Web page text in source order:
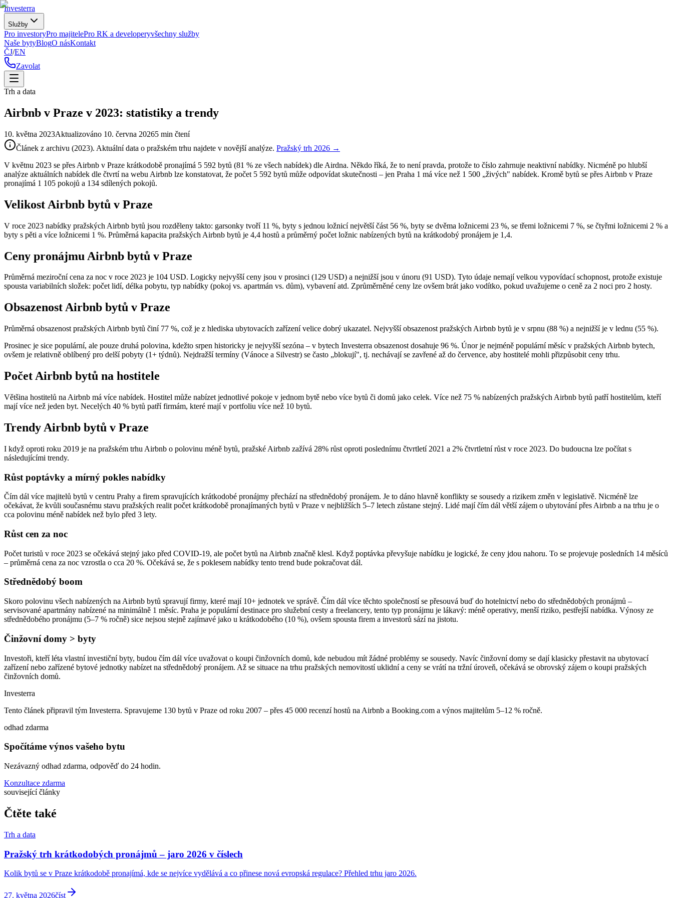
Investerra
Služby
Pro investoryPro majitelePro RK a developeryvšechny služby
Naše bytyBlogO násKontakt
ČJ/EN
Zavolat
Trh a data
Airbnb v Praze v 2023: statistiky a trendy
10. května 2023Aktualizováno 10. června 20265 min čtení
Článek z archivu (2023). Aktuální data o pražském trhu najdete v novější analýze. Pražský trh 2026 →
V květnu 2023 se přes Airbnb v Praze krátkodobě pronajímá 5 592 bytů (81 % ze všech nabídek) dle Airdna. Někdo říká, že to není pravda, protože to číslo zahrnuje neaktivní nabídky. Nicméně po hlubší
analýze aktuálních nabídek dle čtvrtí na webu Airbnb lze konstatovat, že počet 5 592 bytů může odpovídat skutečnosti – jen Praha 1 má více než 1 500 „živých" nabídek. Kromě bytů se přes Airbnb v Praze
pronajímá 1 105 pokojů a 134 sdílených pokojů.
Velikost Airbnb bytů v Praze
V roce 2023 nabídky pražských Airbnb bytů jsou rozděleny takto: garsonky tvoří 11 %, byty s jednou ložnicí největší část 56 %, byty se dvěma ložnicemi 23 %, se třemi ložnicemi 7 %, se čtyřmi ložnicemi 2 % a
byty s pěti a více ložnicemi 1 %. Průměrná kapacita pražských Airbnb bytů je 4,4 hostů a průměrný počet ložnic nabízených bytů na krátkodobý pronájem je 1,4.
Ceny pronájmu Airbnb bytů v Praze
Průměrná meziroční cena za noc v roce 2023 je 104 USD. Logicky nejvyšší ceny jsou v prosinci (129 USD) a nejnižší jsou v únoru (91 USD). Tyto údaje nemají velkou vypovídací schopnost, protože existuje
spousta variabilních složek: počet lidí, délka pobytu, typ nabídky (pokoj vs. apartmán vs. dům), vybavení atd. Zprůměrněné ceny lze ovšem brát jako vodítko, pokud uvažujeme o ceně za 2 noci pro 2 hosty.
Obsazenost Airbnb bytů v Praze
Průměrná obsazenost pražských Airbnb bytů činí 77 %, což je z hlediska ubytovacích zařízení velice dobrý ukazatel. Nejvyšší obsazenost pražských Airbnb bytů je v srpnu (88 %) a nejnižší je v lednu (55 %).
Prosinec je sice populární, ale pouze druhá polovina, kdežto srpen historicky je nejvyšší sezóna – v bytech Investerra obsazenost dosahuje 96 %. Únor je nejméně populární měsíc v pražských Airbnb bytech,
ovšem je relativně oblíbený pro delší pobyty (1+ týdnů). Nejdražší termíny (Vánoce a Silvestr) se často „blokují", tj. nechávají se zavřené až do července, aby hostitelé mohli přizpůsobit ceny trhu.
Počet Airbnb bytů na hostitele
Většina hostitelů na Airbnb má více nabídek. Hostitel může nabízet jednotlivé pokoje v jednom bytě nebo více bytů či domů jako celek. Více než 75 % nabízených pražských Airbnb bytů patří hostitelům, kteří
mají více než jeden byt. Necelých 40 % bytů patří firmám, které mají v portfoliu více než 10 bytů.
Trendy Airbnb bytů v Praze
I když oproti roku 2019 je na pražském trhu Airbnb o polovinu méně bytů, pražské Airbnb zažívá 28% růst oproti poslednímu čtvrtletí 2021 a 2% čtvrtletní růst v roce 2023. Do budoucna lze počítat s
následujícími trendy.
Růst poptávky a mírný pokles nabídky
Čím dál více majitelů bytů v centru Prahy a firem spravujících krátkodobé pronájmy přechází na střednědobý pronájem. Je to dáno hlavně konflikty se sousedy a rizikem změn v legislativě. Nicméně lze
očekávat, že kvůli současnému stavu pražských realit počet krátkodobě pronajímaných bytů v Praze v nejbližších 5–7 letech zůstane stejný. Lidé mají čím dál větší zájem o ubytování přes Airbnb a na trhu je o
cca polovinu méně nabídek než bylo před 3 lety.
Růst cen za noc
Počet turistů v roce 2023 se očekává stejný jako před COVID-19, ale počet bytů na Airbnb značně klesl. Když poptávka převyšuje nabídku je logické, že ceny jdou nahoru. To se projevuje posledních 14 měsíců
– průměrná cena za noc vzrostla o cca 20 %. Očekává se, že s poklesem nabídky tento trend bude pokračovat dál.
Střednědobý boom
Skoro polovinu všech nabízených na Airbnb bytů spravují firmy, které mají 10+ jednotek ve správě. Čím dál více těchto společností se přesouvá buď do hotelnictví nebo do střednědobých pronájmů –
servisované apartmány nabízené na minimálně 1 měsíc. Praha je populární destinace pro služební cesty a freelancery, tento typ pronájmu je lákavý: méně operativy, menší riziko, pestřejší nabídka. Výnosy ze
střednědobého pronájmu (5–7 % ročně) sice nejsou stejně zajímavé jako u krátkodobého (10 %), ovšem spousta firem a investorů sází na jistotu.
Činžovní domy > byty
Investoři, kteří léta vlastní investiční byty, budou čím dál více uvažovat o koupi činžovních domů, kde nebudou mít žádné problémy se sousedy. Navíc činžovní domy se dají klasicky přestavit na ubytovací
zařízení nebo zařízené bytové jednotky nabízet na střednědobý pronájem. Až se situace na trhu pražských nemovitostí uklidní a ceny se vrátí na tržní úroveň, očekává se obrovský zájem o koupi pražských
činžovních domů.
Investerra
Tento článek připravil tým Investerra. Spravujeme 130 bytů v Praze od roku 2007 – přes 45 000 recenzí hostů na Airbnb a Booking.com a výnos majitelům 5–12 % ročně.
odhad zdarma
Spočítáme výnos vašeho bytu
Nezávazný odhad zdarma, odpověď do 24 hodin.
Konzultace zdarma
související články
Čtěte také
Trh a data
Pražský trh krátkodobých pronájmů – jaro 2026 v číslech
Kolik bytů se v Praze krátkodobě pronajímá, kde se nejvíce vydělává a co přinese nová evropská regulace? Přehled trhu jaro 2026.
27. května 2026číst